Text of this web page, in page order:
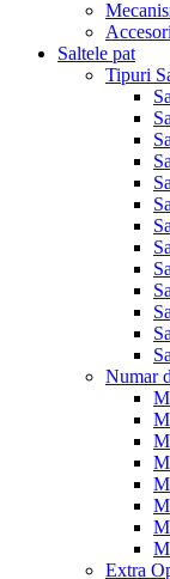
Saltele pat
Tipuri
Numar
Extra